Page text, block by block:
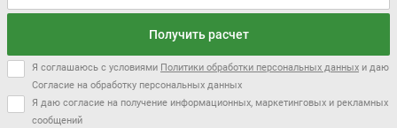
Получить расчет
Я соглашаюсь с условиями Политики обработки персональных данных и даю
Согласие на обработку персональных данных
Я даю согласие на получение информационных, маркетинговых и рекламных
сообщений